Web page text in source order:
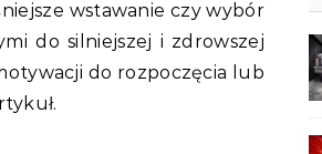
wstawanie czy wybór
do silniejszej i zdrowszej
do rozpoczęcia lub